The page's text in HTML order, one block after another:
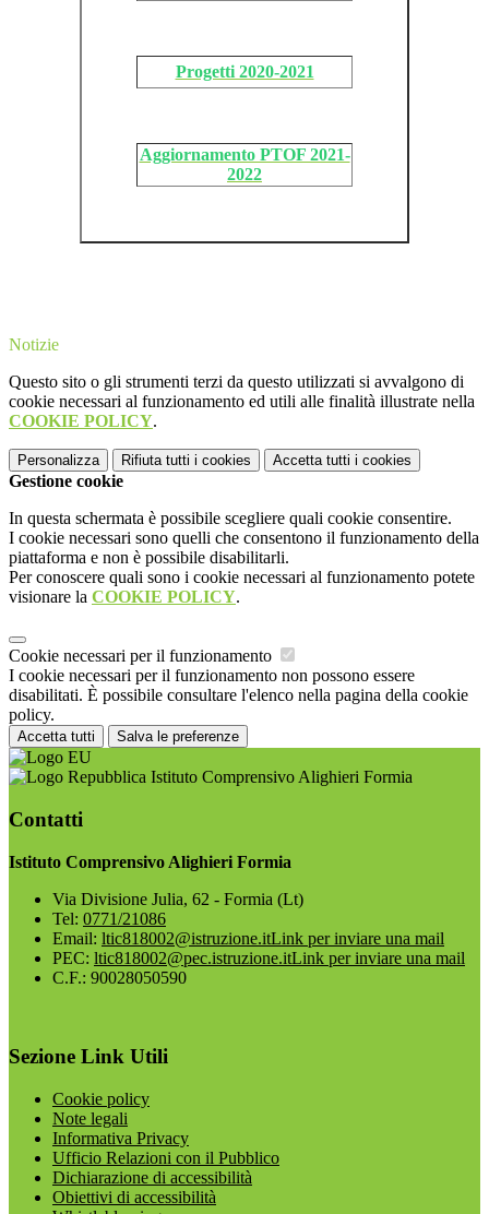
Progetti 2020-2021
Aggiornamento PTOF 2021-
2022
Notizie
Questo sito o gli strumenti terzi da questo utilizzati si avvalgono di
cookie necessari al funzionamento ed utili alle finalità illustrate nella
COOKIE POLICY.
Personalizza Rifiuta tutti i cookies Accetta tutti i cookies
Gestione cookie
In questa schermata è possibile scegliere quali cookie consentire.
I cookie necessari sono quelli che consentono il funzionamento della
piattaforma e non è possibile disabilitarli.
Per conoscere quali sono i cookie necessari al funzionamento potete
visionare la COOKIE POLICY.
Cookie necessari per il funzionamento
I cookie necessari per il funzionamento non possono essere
disabilitati. È possibile consultare l'elenco nella pagina della cookie
policy.
Accetta tutti Salva le preferenze
Istituto Comprensivo Alighieri Formia
Contatti
Istituto Comprensivo Alighieri Formia
Via Divisione Julia, 62 - Formia (Lt)
Tel: 0771/21086
Email: ltic818002@istruzione.itLink per inviare una mail
PEC: ltic818002@pec.istruzione.itLink per inviare una mail
C.F.: 90028050590
Sezione Link Utili
Cookie policy
Note legali
Informativa Privacy
Ufficio Relazioni con il Pubblico
Dichiarazione di accessibilità
Obiettivi di accessibilità